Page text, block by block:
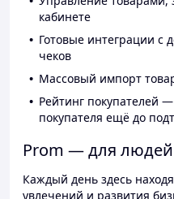
кабинете
Готовые интеграции с
чеков
Массовый импорт
Рейтинг покупателей
покупателя ещё до
Prom — для людей
Каждый день здесь
увлечений и развития